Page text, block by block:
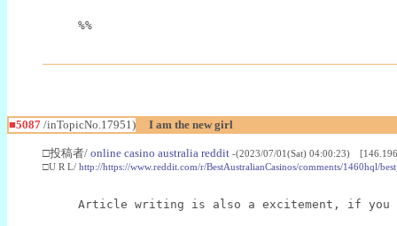
%%
■5087 /inTopicNo.17951) I am the new girl
□投稿者/ online casino australia reddit -(2023/07/01(Sat) 04:00:23)
□U R L/ http://https://www.reddit.com/r/BestAustralianCasinos/comments/1460hql/
Article writing is also a excitement, if you